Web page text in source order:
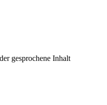
gesprochene Inhalt